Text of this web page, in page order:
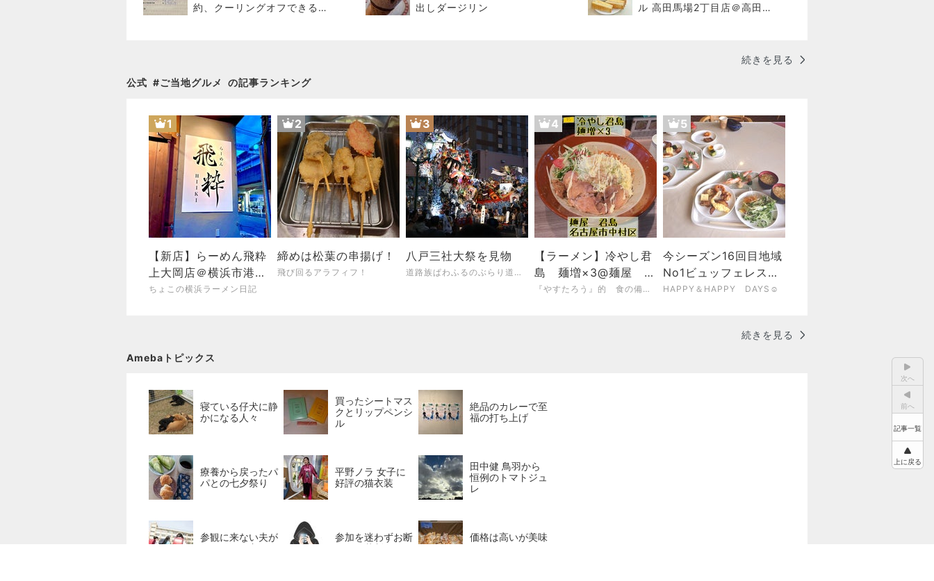
次へ
前へ
記事一覧
上に戻る
約、クーリングオフできるの
出しダージリン
ル 高田馬場2丁目店＠高田馬
続きを見る
公式 #ご当地グルメ の記事ランキング
1
【新店】らーめん飛粋
上大岡店＠横浜市港南
区上大岡東
ちょこの横浜ラーメン日記
2
締めは松葉の串揚げ！
飛び回るアラフィフ！
3
八戸三社大祭を見物
道路族ぱわふるのぶらり道日記
4
【ラーメン】冷やし君
島 麺増×3@麺屋 君
島 名古屋市中村区 『やすたろう』的 食の備忘録
5
今シーズン16回目地域
No1ビュッフェレスト
ランでランチ、フレッ
HAPPY＆HAPPY DAYS☺︎
続きを見る
Amebaトピックス
寝ている仔犬に静
かになる人々
買ったシートマス
クとリップペンシ
ル
絶品のカレーで至
福の打ち上げ
療養から戻ったパ
パとの七夕祭り
平野ノラ 女子に
好評の猫衣装
田中健 鳥羽から
恒例のトマトジュ
レ
参観に来ない夫が
行きたいと主張
参加を迷わずお断
りした裁判
価格は高いが美味